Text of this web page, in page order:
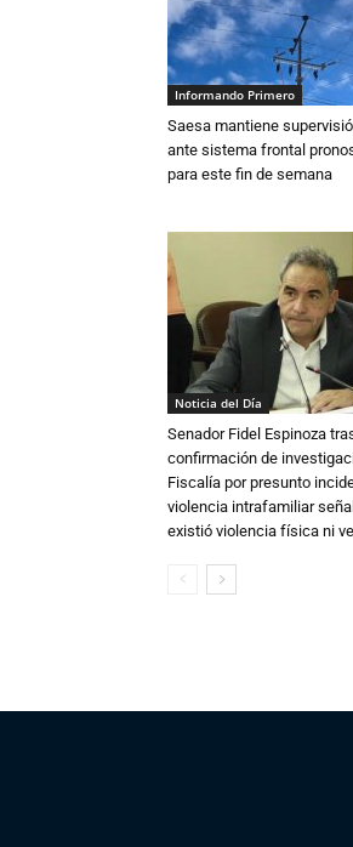
Informando Primero
Saesa mantiene
ante sistema frontal
para este fin de semana
Noticia del Día
Senador Fidel Espinoza
confirmación de
Fiscalía por presunto
violencia intrafamiliar
existió violencia física ni